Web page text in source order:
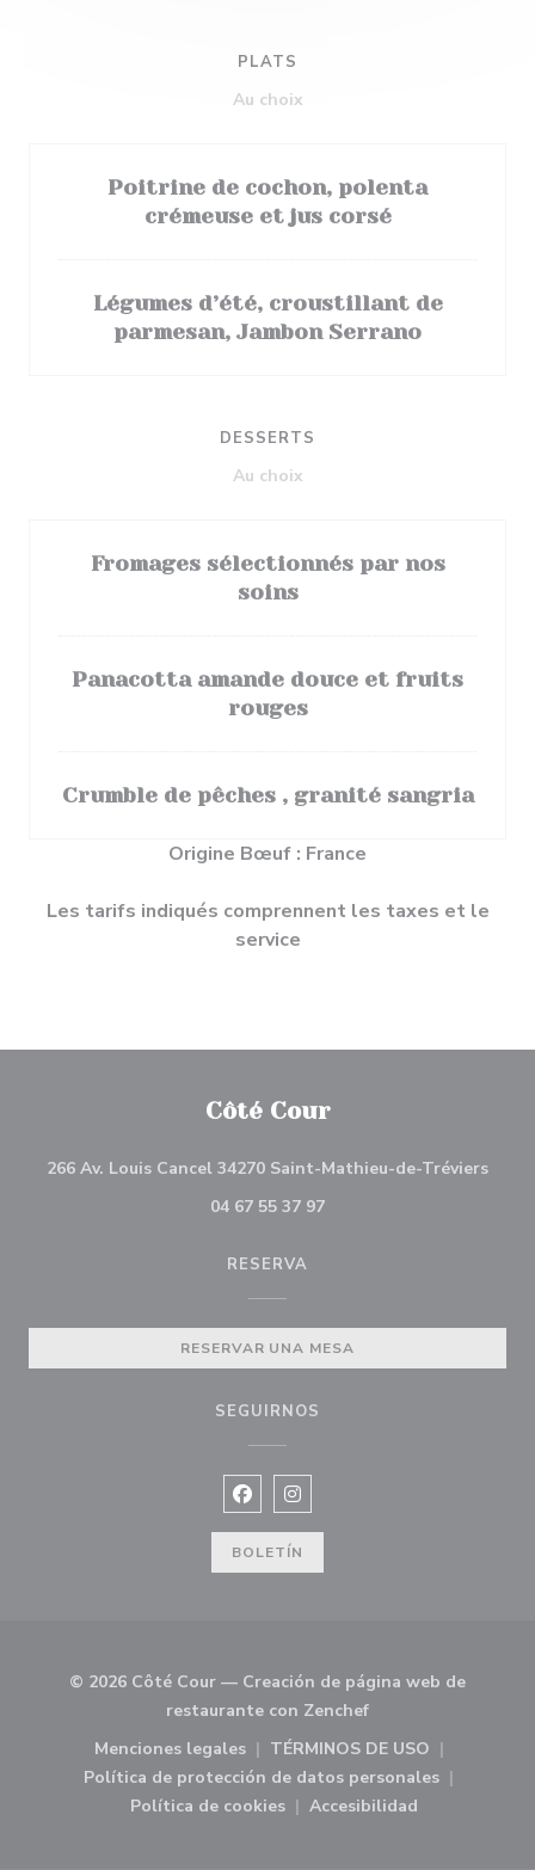
PLATS
Au choix
Poitrine de cochon, polenta
crémeuse et jus corsé
Légumes d’été, croustillant de
parmesan, Jambon Serrano
DESSERTS
Au choix
Fromages sélectionnés par nos
soins
Panacotta amande douce et fruits
rouges
Crumble de pêches , granité sangria
Origine Bœuf : France
Les tarifs indiqués comprennent les taxes et le
service
Côté Cour
266 Av. Louis Cancel 34270 Saint-Mathieu-de-Tréviers
04 67 55 37 97
RESERVA
RESERVAR UNA MESA
SEGUIRNOS
Facebook ((abre en una nueva
Instagram ((abre en una
BOLETÍN
© 2026 Côté Cour — Creación de página web de
restaurante con Zenchef((abre en una
Menciones legales
((abre en una nueva ventana))
TÉRMINOS DE USO
((abre en una nueva
Política de protección de datos personales
((abre en una nueva ventana))
Política de cookies
((abre en una nueva ventana))
Accesibilidad
((abre en una nueva